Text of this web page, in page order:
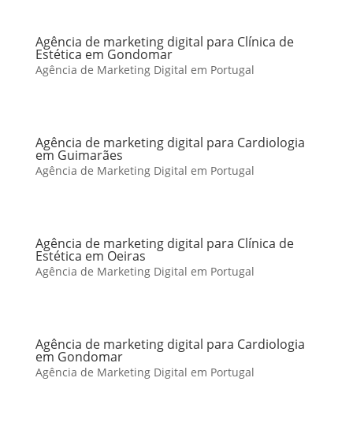
Agência de marketing digital para Clínica de
Estética em Gondomar
Agência de Marketing Digital em Portugal
Agência de marketing digital para Cardiologia
em Guimarães
Agência de Marketing Digital em Portugal
Agência de marketing digital para Clínica de
Estética em Oeiras
Agência de Marketing Digital em Portugal
Agência de marketing digital para Cardiologia
em Gondomar
Agência de Marketing Digital em Portugal